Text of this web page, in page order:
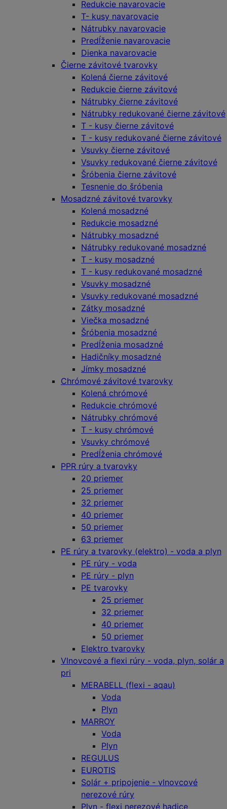
Redukcie navarovacie
T- kusy navarovacie
Nátrubky navarovacie
Predĺženie navarovacie
Dienka navarovacie
Čierne závitové tvarovky
Kolená čierne závitové
Redukcie čierne závitové
Nátrubky čierne závitové
Nátrubky redukované čierne závitové
T - kusy čierne závitové
T - kusy redukované čierne závitové
Vsuvky čierne závitové
Vsuvky redukované čierne závitové
Šróbenia čierne závitové
Tesnenie do šróbenia
Mosadzné závitové tvarovky
Kolená mosadzné
Redukcie mosadzné
Nátrubky mosadzné
Nátrubky redukované mosadzné
T - kusy mosadzné
T - kusy redukované mosadzné
Vsuvky mosadzné
Vsuvky redukované mosadzné
Zátky mosadzné
Viečka mosadzné
Šróbenia mosadzné
Predĺženia mosadzné
Hadičníky mosadzné
Jímky mosadzné
Chrómové závitové tvarovky
Kolená chrómové
Redukcie chrómové
Nátrubky chrómové
T - kusy chrómové
Vsuvky chrómové
Predĺženia chrómové
PPR rúry a tvarovky
20 priemer
25 priemer
32 priemer
40 priemer
50 priemer
63 priemer
PE rúry a tvarovky (elektro) - voda a plyn
PE rúry - voda
PE rúry - plyn
PE tvarovky
25 priemer
32 priemer
40 priemer
50 priemer
Elektro tvarovky
Vlnovcové a flexi rúry - voda, plyn, solár a
pri
MERABELL (flexi - aqau)
Voda
Plyn
MARROY
Voda
Plyn
REGULUS
EUROTIS
Solár + pripojenie - vlnovcové
nerezové rúry
Plyn - flexi nerezové hadice